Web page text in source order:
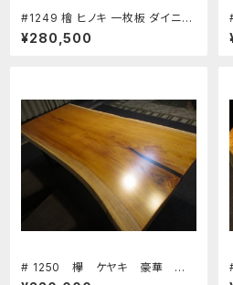
#1249 檜 ヒノキ 一枚板 ダイニン
グテーブル ワーキングデスク 座卓
長さ218.5～220㎝ 幅72～77～
¥280,500
# 1250 欅 ケヤキ 豪華 テ
ーブル 板 ローテーブル ダイ